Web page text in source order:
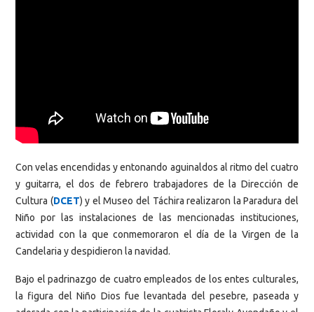
Con velas encendidas y entonando aguinaldos al ritmo del cuatro
y guitarra, el dos de febrero trabajadores de la Dirección de
Cultura (DCET) y el Museo del Táchira realizaron la Paradura del
Niño por las instalaciones de las mencionadas instituciones,
actividad con la que conmemoraron el día de la Virgen de la
Candelaria y despidieron la navidad.
Bajo el padrinazgo de cuatro empleados de los entes culturales,
la figura del Niño Dios fue levantada del pesebre, paseada y